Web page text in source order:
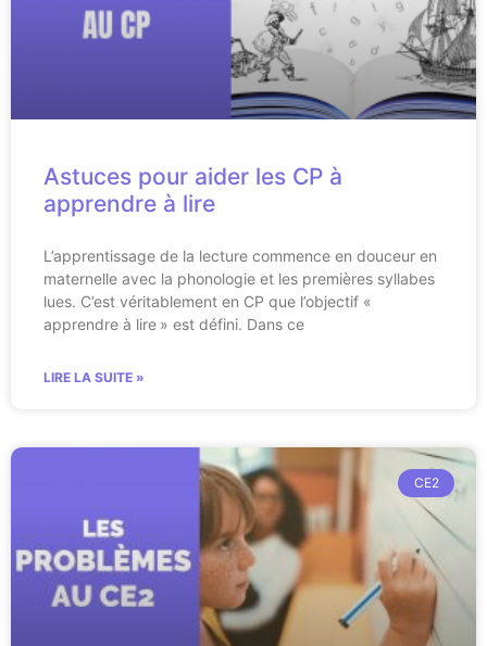
Astuces pour aider les CP à
apprendre à lire
L’apprentissage de la lecture commence en douceur en
maternelle avec la phonologie et les premières syllabes
lues. C’est véritablement en CP que l’objectif «
apprendre à lire » est défini. Dans ce
LIRE LA SUITE »
CE2